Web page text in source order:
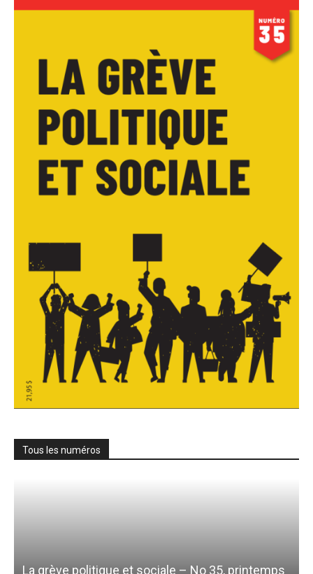
Tous les numéros
La grève politique et sociale – No 35, printemps